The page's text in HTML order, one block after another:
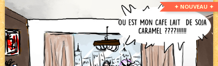
✦ NOUVEAU ✦